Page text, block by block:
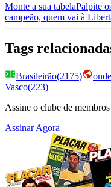
Monte a sua tabelaPalpite
campeão, quem vai à
Tags
Brasileirão(2175)
Vasco(223)
Assine o clube de
Assinar Agora